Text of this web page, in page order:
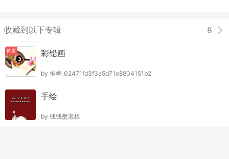
收藏到以下专辑 8
首发 彩铅画
by 堆糖_02471fd3f3a5d71e8804151b2
手绘
by 钱钱蟹老板